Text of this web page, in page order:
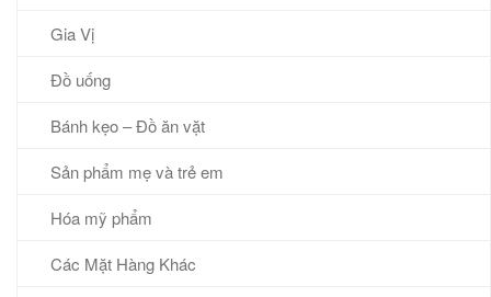
Gia Vị
Đồ uống
Bánh kẹo – Đồ ăn vặt
Sản phẩm mẹ và trẻ em
Hóa mỹ phẩm
Các Mặt Hàng Khác